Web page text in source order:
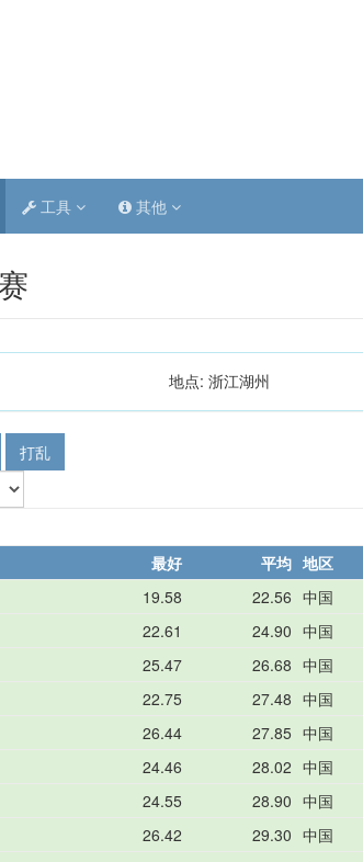
工具 其他
地点: 浙江湖州
打乱
最好 平均 地区
19.58 22.56 中国
22.61 24.90 中国
25.47 26.68 中国
22.75 27.48 中国
26.44 27.85 中国
24.46 28.02 中国
24.55 28.90 中国
26.42 29.30 中国